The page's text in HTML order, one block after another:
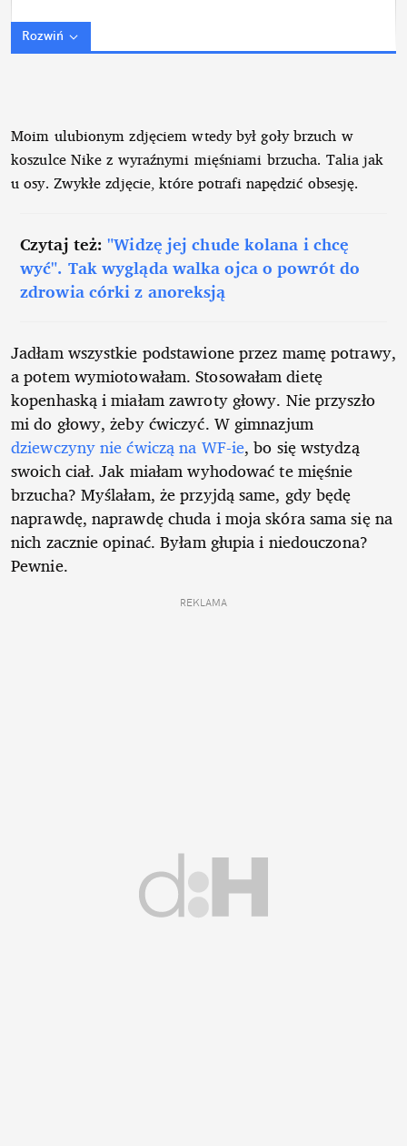
Rozwiń
Moim ulubionym zdjęciem wtedy był goły brzuch w
koszulce Nike z wyraźnymi mięśniami brzucha. Talia jak
u osy. Zwykłe zdjęcie, które potrafi napędzić obsesję.
Czytaj też:"Widzę jej chude kolana i chcę
wyć". Tak wygląda walka ojca o powrót do
zdrowia córki z anoreksją
Jadłam wszystkie podstawione przez mamę potrawy,
a potem wymiotowałam. Stosowałam dietę
kopenhaską i miałam zawroty głowy. Nie przyszło
mi do głowy, żeby ćwiczyć. W gimnazjum
dziewczyny nie ćwiczą na WF-ie, bo się wstydzą
swoich ciał. Jak miałam wyhodować te mięśnie
brzucha? Myślałam, że przyjdą same, gdy będę
naprawdę, naprawdę chuda i moja skóra sama się na
nich zacznie opinać. Byłam głupia i niedouczona?
Pewnie.
REKLAMA